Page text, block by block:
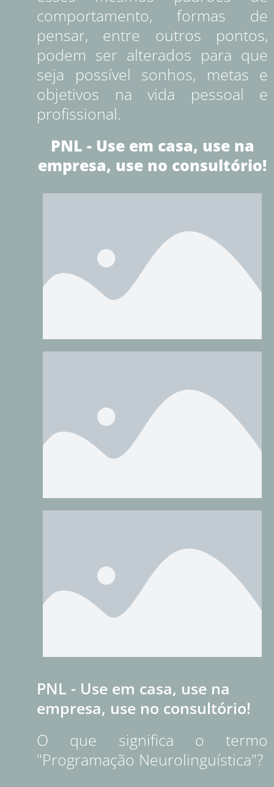
comportamento, formas de
pensar, entre outros pontos,
podem ser alterados para que
seja possível sonhos, metas e
objetivos na vida pessoal e
profissional.
PNL - Use em casa, use na
empresa, use no consultório!
PNL - Use em casa, use na
empresa, use no consultório!
O que significa o termo
"Programação Neurolinguística"?